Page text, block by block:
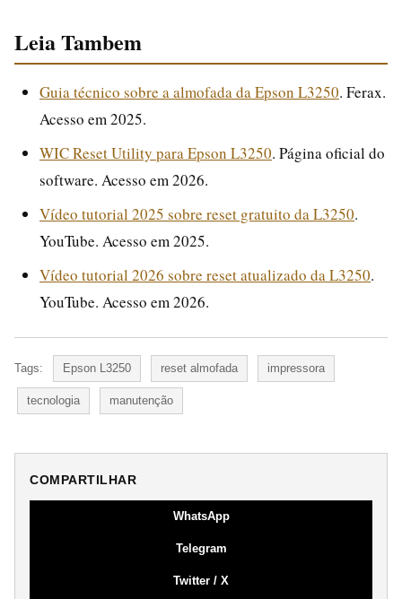
Leia Tambem
Guia técnico sobre a almofada da Epson L3250. Ferax.
Acesso em 2025.
WIC Reset Utility para Epson L3250. Página oficial do
software. Acesso em 2026.
Vídeo tutorial 2025 sobre reset gratuito da L3250.
YouTube. Acesso em 2025.
Vídeo tutorial 2026 sobre reset atualizado da L3250.
YouTube. Acesso em 2026.
Tags: Epson L3250 reset almofada impressora
tecnologia manutenção
COMPARTILHAR
WhatsApp
Telegram
Twitter / X